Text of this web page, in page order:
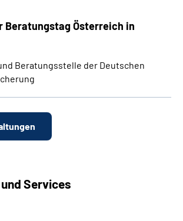
Beratungstag Österreich in
Beratungsstelle der Deutschen
Services